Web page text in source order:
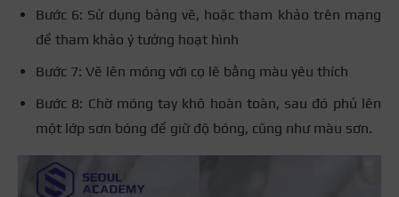
Bước 6: Sử dụng bảng vẽ, hoặc tham khảo trên mạng
để tham khảo ý tưởng hoạt hình
Bước 7: Vẽ lên móng với cọ lẽ bằng màu yêu thích
Bước 8: Chờ móng tay khô hoàn toàn, sau đó phủ lên
một lớp sơn bóng để giữ độ bóng, cũng như màu sơn.